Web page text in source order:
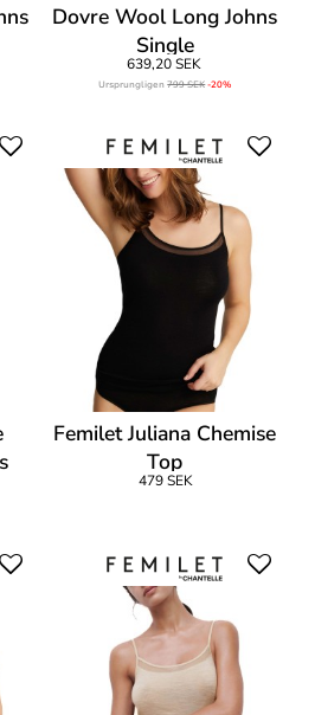
Dovre Wool Long Johns
Single
639,20 SEK
Ursprungligen799 SEK-20%
Femilet Juliana Chemise
Top
479 SEK